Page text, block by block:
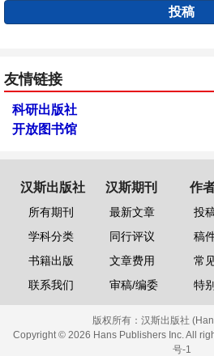
投稿
友情链接
科研出版社
开放图书馆
汉斯出版社
所有期刊
学科分类
书籍出版
联系我们
汉斯期刊
最新文章
同行评议
文章费用
审稿/编委
作
投
稿
常
特
版权所有： 汉斯出版社
Copyright © 2026 Hans Publishers Inc. All
号-1